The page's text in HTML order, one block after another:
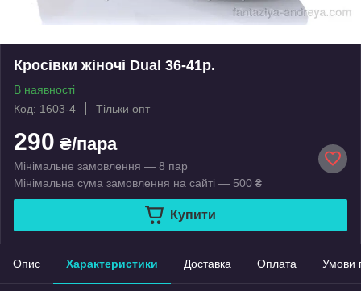
Кросівки жіночі Dual 36-41р.
В наявності
Код: 1603-4
Тільки опт
290 ₴/пара
Мінімальне замовлення — 8 пар
Мінімальна сума замовлення на сайті — 500 ₴
Купити
Опис Характеристики Доставка Оплата Умови